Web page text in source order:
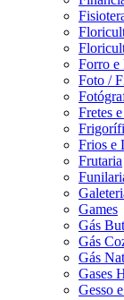
Forro e
Foto /
Fretes
Frios e
Frutaria
Games
Gás
Gás
Gás
Gases
Gesso